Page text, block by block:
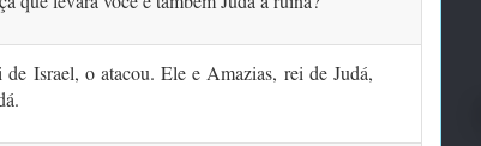
Israel, o atacou. Ele e Amazias, rei de Judá,